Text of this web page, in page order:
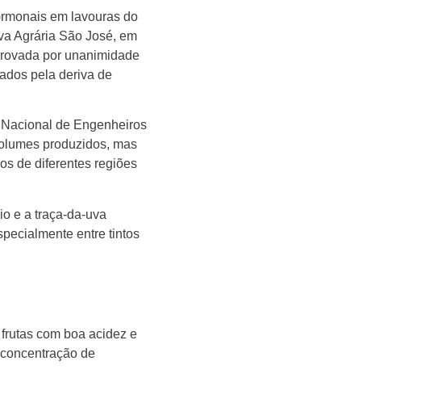
em lavouras do
Agrária São José, em
por unanimidade
pela deriva de
de Engenheiros
produzidos, mas
de diferentes regiões
e a traça-da-uva
entre tintos
com boa acidez e
de